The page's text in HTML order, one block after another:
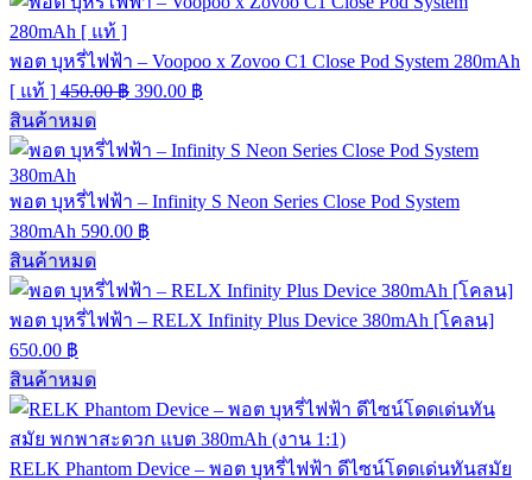
พอต บุหรี่ไฟฟ้า – Voopoo x Zovoo C1 Close Pod System 280mAh
[ แท้ ] 450.00฿ 390.00 ฿
สินค้าหมด
พอต บุหรี่ไฟฟ้า – Infinity S Neon Series Close Pod System
380mAh 590.00 ฿
สินค้าหมด
พอต บุหรี่ไฟฟ้า – RELX Infinity Plus Device 380mAh [โคลน]
650.00 ฿
สินค้าหมด
RELK Phantom Device – พอต บุหรี่ไฟฟ้า ดีไซน์โดดเด่นทันสมัย